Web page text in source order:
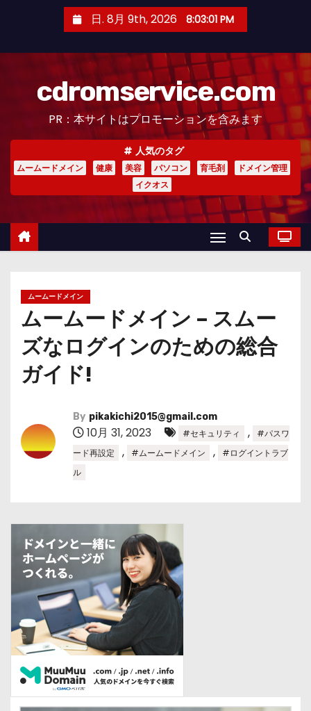
日. 8月 9th, 2026 8:03:03 PM
cdromservice.com
PR：本サイトはプロモーションを含みます
人気のタグ
ムームードメイン 健康 美容 パソコン 育毛剤
ドメイン管理
イクオス
ムームードメイン
ムームードメイン – スムー
ズなログインのための総合
ガイド!
By pikakichi2015@gmail.com
10月 31, 2023 #セキュリティ ,
#パスワ
ード再設定
, #ムームードメイン ,
#ログイントラブ
ル